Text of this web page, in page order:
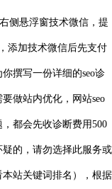
侧悬浮窗技术微信，提
添加技术微信后先支付
撰写一份详细的seo诊
做站内优化，网站seo
都会先收诊断费用500
的，请勿选择此服务或
站关键词排名），根据